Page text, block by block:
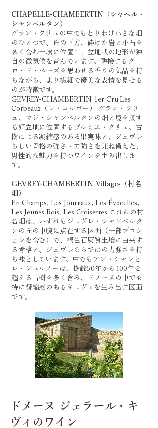
CHAPELLE-CHAMBERTIN（シャペル・
シャンベルタン）
グラン・クリュの中でもとりわけ小さな畑
のひとつで、丘の下方、砕けた岩と小石を
多く含む土壌に位置し、盆地状の地形が独
自の微気候を育んでいます。隣接するク
ロ・ド・ベーズを思わせる香りの気品を持
ちながら、より繊細で優美な表情を見せる
のが特徴です。
GEVREY-CHAMBERTIN 1er Cru Les
Corbeaux（レ・コルボー） グラン・クリ
ュ、マジ・シャンベルタンの畑と境を接す
る好立地に位置するプルミエ・クリュ。古
樹による凝縮感のある果実味と、ジュヴレ
らしい骨格の強さ・力強さを兼ね備えた、
男性的な魅力を持つワインを生み出しま
す。
GEVREY-CHAMBERTIN Villages（村名
畑）
En Champs, Les Journaux, Les Évocelles,
Les Jeunes Rois, Les Croisettes これらの村
名畑は、いずれもジュヴレ・シャンベルタ
ンの丘の中腹に点在する区画（一部ブロシ
ョンを含む）で、褐色石灰質土壌に由来す
る骨格と、ジュヴレならではの力強さを持
ち味としています。中でもアン・シャンと
レ・ジュルノーは、樹齢50年から100年を
超える古樹を多く含み、ドメーヌの中でも
特に凝縮感のあるキュヴェを生み出す区画
です。
ドメーヌ ジェラール・キ
ヴィのワイン